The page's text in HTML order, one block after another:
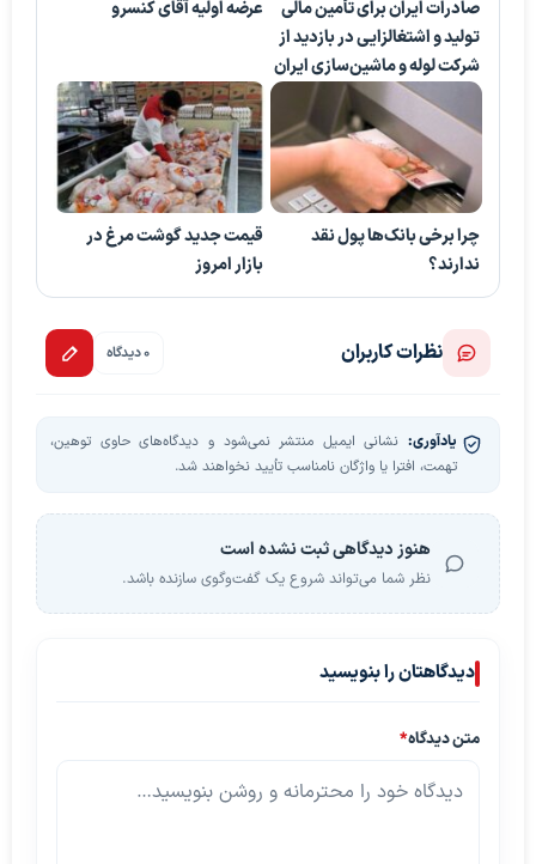
صادرات ایران برای تأمین مالی
تولید و اشتغالزایی در بازدید از
شرکت لوله و ماشین‌سازی ایران
عرضه اولیه آقای کنسرو
چرا برخی بانک‌ها پول نقد
ندارند؟
قیمت جدید گوشت مرغ در
بازار امروز
نظرات کاربران 0 دیدگاه
یادآوری: نشانی ایمیل منتشر نمی‌شود و دیدگاه‌های حاوی توهین،
تهمت، افترا یا واژگان نامناسب تأیید نخواهند شد.
هنوز دیدگاهی ثبت نشده است
نظر شما می‌تواند شروع یک گفت‌وگوی سازنده باشد.
دیدگاهتان را بنویسید
متن دیدگاه*